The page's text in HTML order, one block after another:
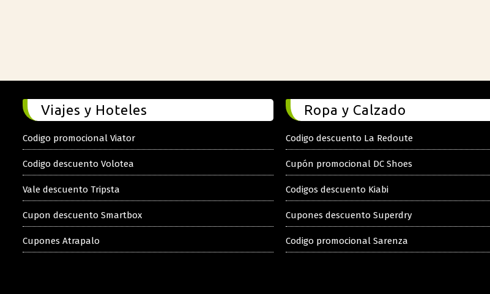
Viajes y Hoteles
Codigo promocional Viator
Codigo descuento Volotea
Vale descuento Tripsta
Cupon descuento Smartbox
Cupones Atrapalo
Ropa y Calzado
Codigo descuento La Redoute
Cupón promocional DC Shoes
Codigos descuento Kiabi
Cupones descuento Superdry
Codigo promocional Sarenza